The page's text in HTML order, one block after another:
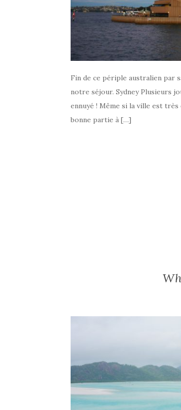
Fin de ce périple australien par
notre séjour. Sydney Plusieurs
ennuyé ! Même si la ville est
bonne partie à […]